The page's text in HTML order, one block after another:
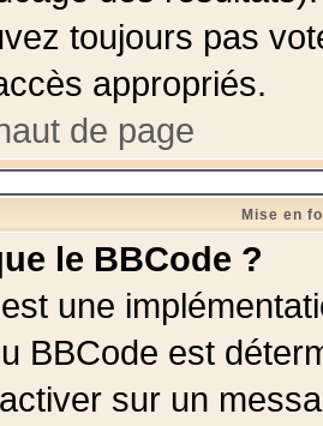
toujours pas
appropriés.
de page
Mise en
le BBCode ?
une
BBCode est
sur un